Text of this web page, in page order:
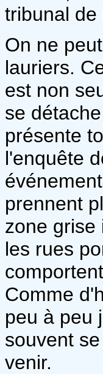
tribunal de
On ne
lauriers.
est non
se
présente
l'enquête
prennent
zone grise
les rues
Comme
peu à peu
souvent
venir.